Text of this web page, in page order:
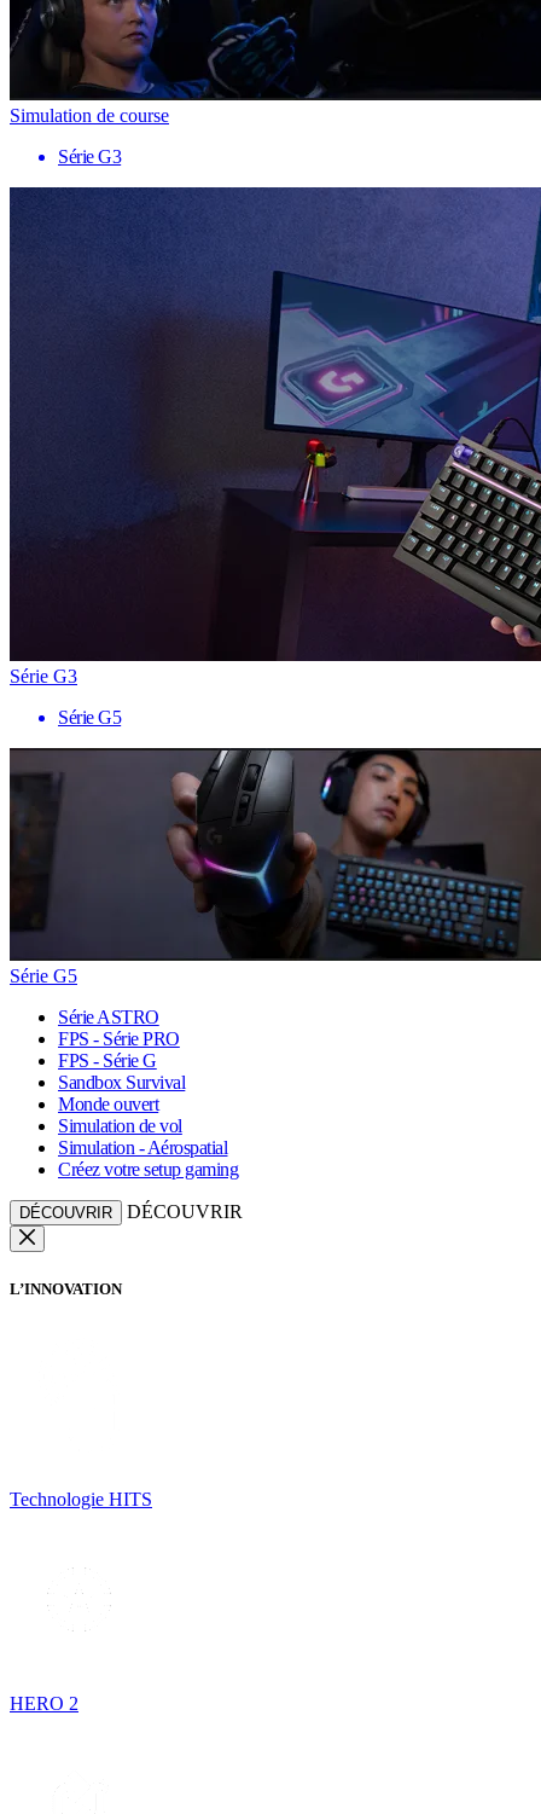
Simulation de course
Série G3
Série G3
Série G5
Série G5
Série ASTRO
FPS - Série PRO
FPS - Série G
Sandbox Survival
Monde ouvert
Simulation de vol
Simulation - Aérospatial
Créez votre setup gaming
DÉCOUVRIR DÉCOUVRIR
L’INNOVATION
Technologie HITS
HERO 2